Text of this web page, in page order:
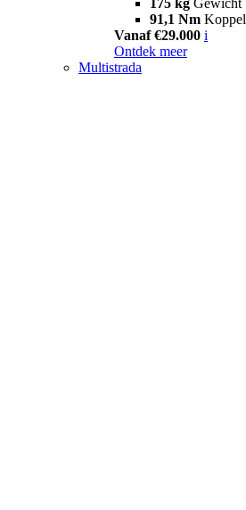
91,1 Nm Koppel
Vanaf €29.000 i
Ontdek meer
Multistrada